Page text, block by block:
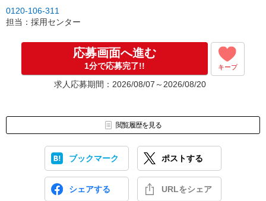
0120-106-311
担当：採用センター
応募画面へ進む
1分で応募完了!! キープ
求人応募期間：2026/08/07～2026/08/20
閲覧履歴を見る
ブックマーク ポストする
シェアする URLをシェア